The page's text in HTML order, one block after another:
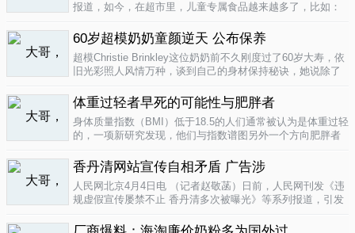
报道，如今，在超市里，儿童专属食品越来越多了，比如：
非常独特，因此，备受孩子们和家长的喜爱。然而，一些营
养专家指出，儿童牛奶比普通..
60岁超模奶奶童颜逆天 公布保养
超模Christie Brinkley这位奶奶前不久刚度过了60岁大寿，依
旧光彩照人风情万种，谈到自己的身材保持秘诀，她说除了
外，从12岁开始她就是个素食主义者，早餐吃燕麦粥加果
酱，午餐豆子..
体重过轻者早死的可能性与肥胖者
身体质量指数（BMI）低于18.5的人们通常被认为是体重过轻
的，一项新研究发现，他们与指数谱图另外一个方向肥胖者
（如果是粗略的）整体健康指标的可靠性。这个测量值反映
一个人的高度与重量的比..
香丹清网站宣传自相矛盾 广告涉
人民网北京4月4日电 （记者赵敬菡）日前，人民网刊发《违
规虚假宣传屡禁不止 香丹清多次被曝光》等系列报道，引发
官方销售网站存在备案信息不明、涉嫌违规发布广告、宣传